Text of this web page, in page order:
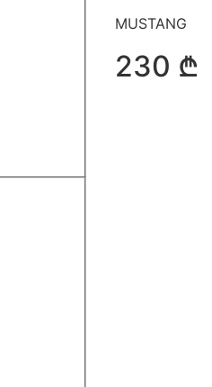
MUSTANG
230 ₾